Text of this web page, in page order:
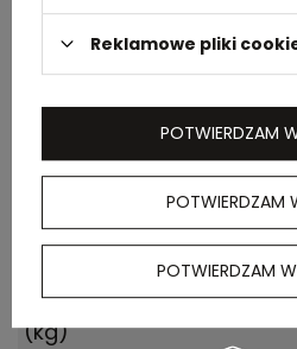
kartonu
zewnętrznego
(m)
kartonie
wewnętrznym
1
Waga
zewnętrznego
(kg)
5.750
Reklamowe pliki
POTWIERDZAM
POTWIERDZAM
POTWIERDZAM